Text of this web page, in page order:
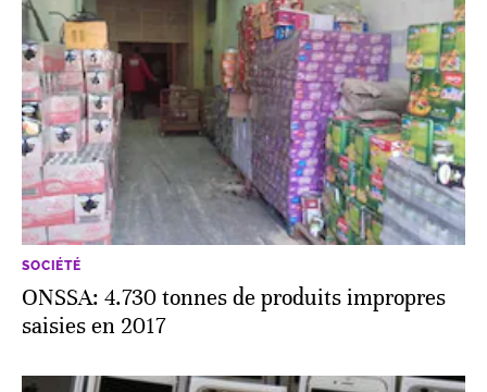
SOCIÉTÉ
ONSSA: 4.730 tonnes de produits impropres
saisies en 2017